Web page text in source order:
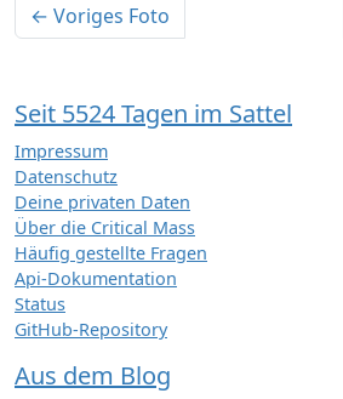
← Voriges Foto
Seit 5524 Tagen im Sattel
Impressum
Datenschutz
Deine privaten Daten
Über die Critical Mass
Häufig gestellte Fragen
Api-Dokumentation
Status
GitHub-Repository
Aus dem Blog